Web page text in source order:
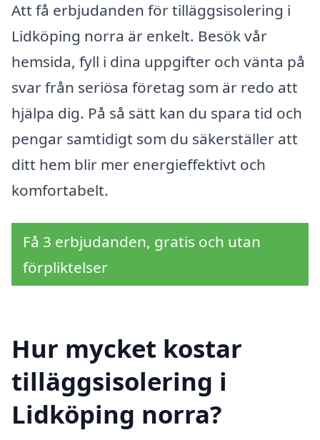
Att få erbjudanden för tilläggsisolering i
Lidköping norra är enkelt. Besök vår
hemsida, fyll i dina uppgifter och vänta på
svar från seriösa företag som är redo att
hjälpa dig. På så sätt kan du spara tid och
pengar samtidigt som du säkerställer att
ditt hem blir mer energieffektivt och
komfortabelt.
Få 3 erbjudanden, gratis och utan
förpliktelser
Hur mycket kostar
tilläggsisolering i
Lidköping norra?